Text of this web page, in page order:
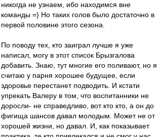
никогда не узнаем, ибо находимся вне
команды =) Но таких голов было достаточно в
первой половине этого сезона.
По поводу тех, кто заиграл лучше я уже
написал, могу в этот список Брызгалова
добавить. Знаю, тут многие его поливают, но я
считаю у парня хорошее будущее, если
здоровье перестанет подводить. И кстати
упрекать Валеру в том, что воспитанники не
доросли- не справедливо, вот кто кто, а он до
фигища шансов давал молодым. Может не от
хорошей жизни, но давал. И, как показывает